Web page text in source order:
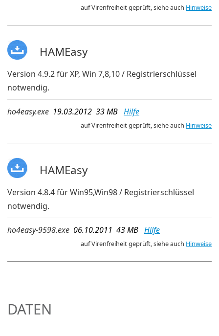
auf Virenfreiheit geprüft, siehe auch Hinweise
HAMEasy
Version 4.9.2 für XP, Win 7,8,10 / Registrierschlüssel
notwendig.
ho4easy.exe 19.03.2012 33 MB Hilfe
auf Virenfreiheit geprüft, siehe auch Hinweise
HAMEasy
Version 4.8.4 für Win95,Win98 / Registrierschlüssel
notwendig.
ho4easy-9598.exe 06.10.2011 43 MB Hilfe
auf Virenfreiheit geprüft, siehe auch Hinweise
DATEN